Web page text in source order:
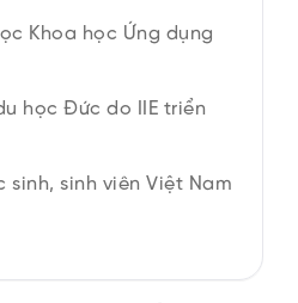
Khoa học Ứng dụng
học Đức do IIE triển
sinh, sinh viên Việt Nam